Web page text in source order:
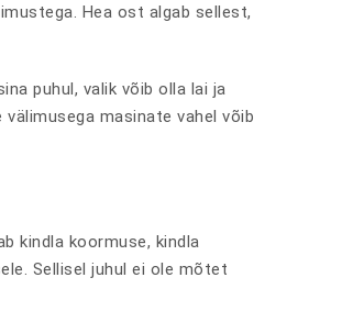
Hea ost algab sellest,
puhul, valik võib olla lai ja
masinate vahel võib
kindla koormuse, kindla
Sellisel juhul ei ole mõtet